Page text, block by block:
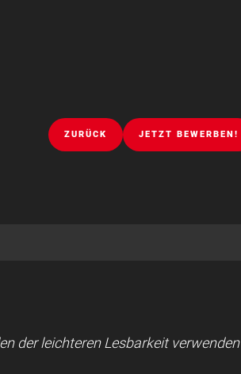
ZURÜCK JETZT BEWERBEN!
der leichteren Lesbarkeit